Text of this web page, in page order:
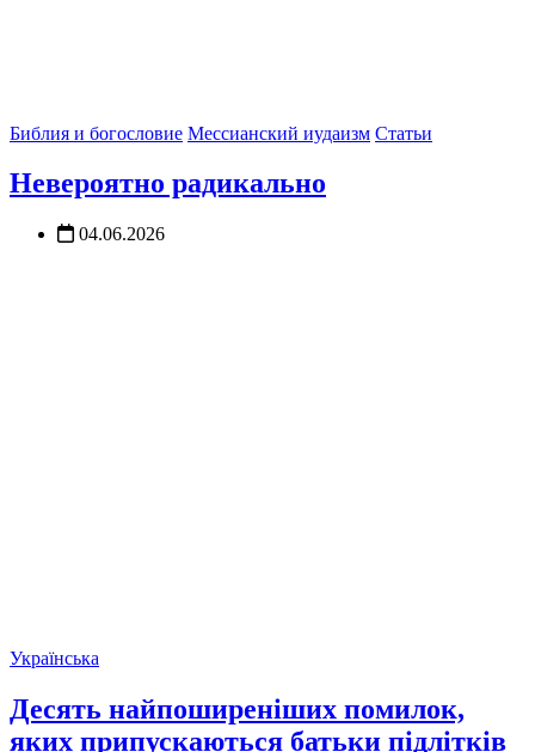
Библия и богословие Мессианский иудаизм Статьи
Невероятно радикально
04.06.2026
Українська
Десять найпоширеніших помилок,
яких припускаються батьки підлітків